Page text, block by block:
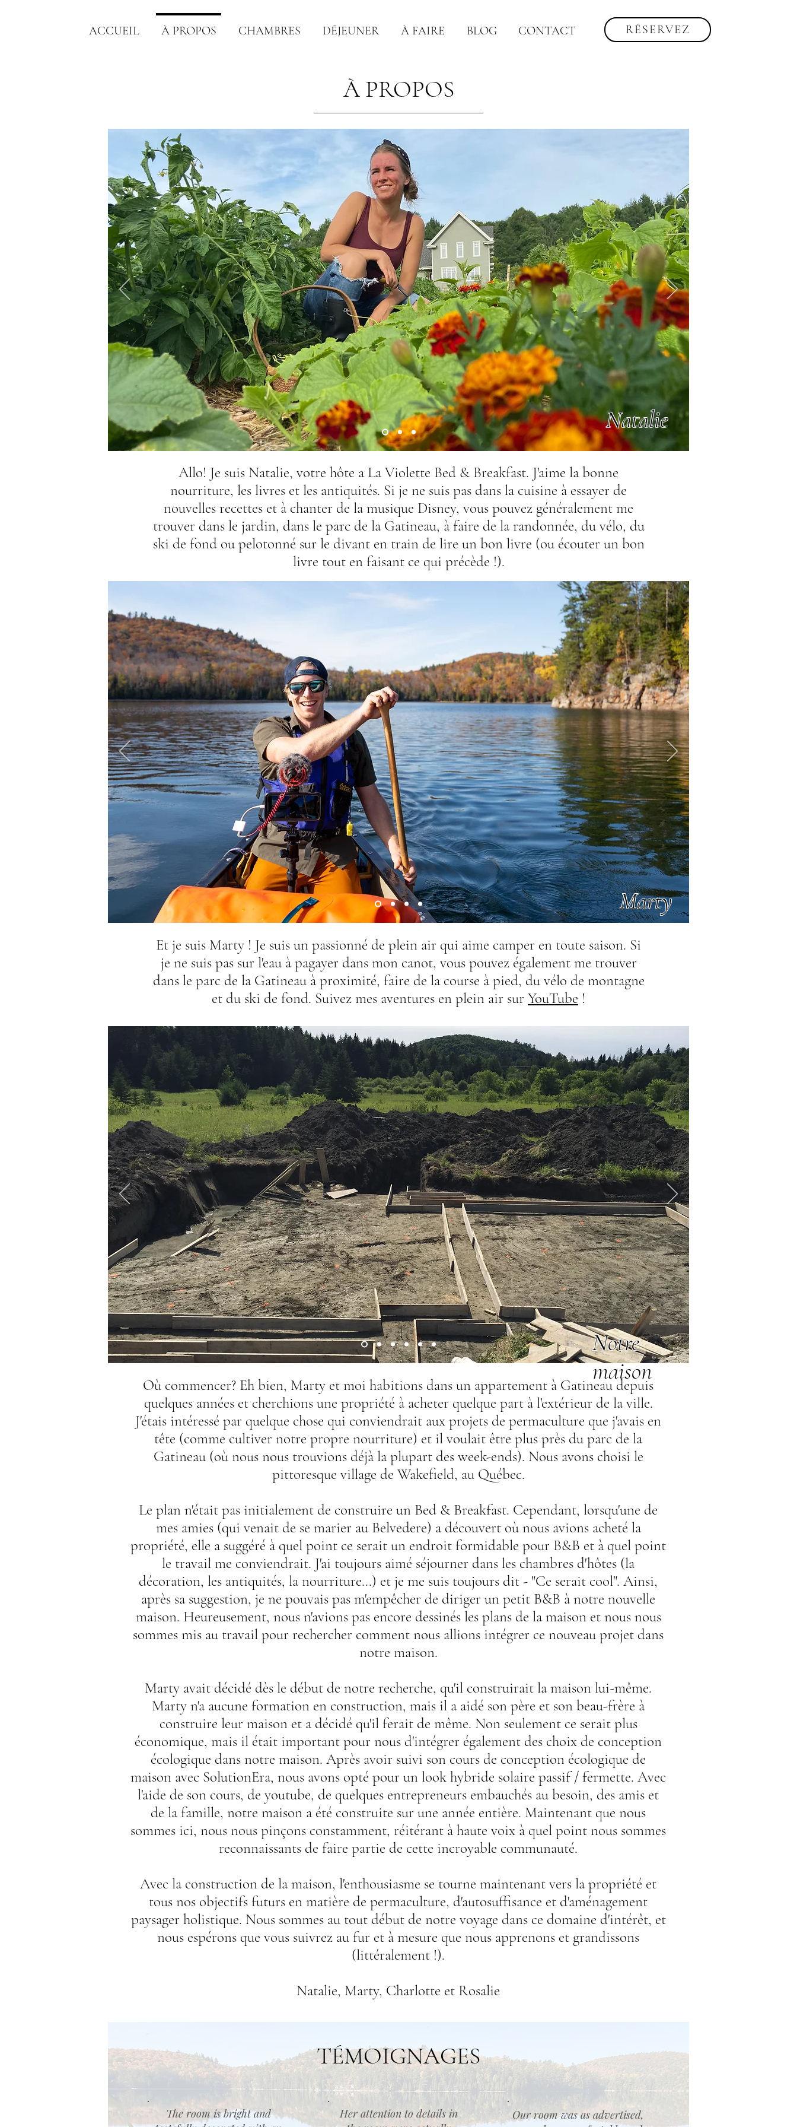
ACCUEIL À PROPOS CHAMBRES DÉJEUNER À FAIRE BLOG CONTACT RÉSERVEZ
À PROPOS
Natalie
Allo! Je suis Natalie, votre hôte a La Violette Bed & Breakfast. J'aime la bonne
nourriture, les livres et les antiquités. Si je ne suis pas dans la cuisine à essayer de
nouvelles recettes et à chanter de la musique Disney, vous pouvez généralement me
trouver dans le jardin, dans le parc de la Gatineau, à faire de la randonnée, du vélo, du
ski de fond ou pelotonné sur le divant en train de lire un bon livre (ou écouter un bon
livre tout en faisant ce qui précède !).
Marty
Et je suis Marty ! Je suis un passionné de plein air qui aime camper en toute saison. Si
je ne suis pas sur l'eau à pagayer dans mon canot, vous pouvez également me trouver
dans le parc de la Gatineau à proximité, faire de la course à pied, du vélo de montagne
et du ski de fond. Suivez mes aventures en plein air sur YouTube !
Notre
maison
Où commencer? Eh bien, Marty et moi habitions dans un appartement à Gatineau depuis
quelques années et cherchions une propriété à acheter quelque part à l'extérieur de la ville.
J'étais intéressé par quelque chose qui conviendrait aux projets de permaculture que j'avais en
tête (comme cultiver notre propre nourriture) et il voulait être plus près du parc de la
Gatineau (où nous nous trouvions déjà la plupart des week-ends). Nous avons choisi le
pittoresque village de Wakefield, au Québec.
Le plan n'était pas initialement de construire un Bed & Breakfast. Cependant, lorsqu'une de
mes amies (qui venait de se marier au Belvedere) a découvert où nous avions acheté la
propriété, elle a suggéré à quel point ce serait un endroit formidable pour B&B et à quel point
le travail me conviendrait. J'ai toujours aimé séjourner dans les chambres d'hôtes (la
décoration, les antiquités, la nourriture...) et je me suis toujours dit - "Ce serait cool". Ainsi,
après sa suggestion, je ne pouvais pas m'empêcher de diriger un petit B&B à notre nouvelle
maison. Heureusement, nous n'avions pas encore dessinés les plans de la maison et nous nous
sommes mis au travail pour rechercher comment nous allions intégrer ce nouveau projet dans
notre maison.
Marty avait décidé dès le début de notre recherche, qu'il construirait la maison lui-même.
Marty n'a aucune formation en construction, mais il a aidé son père et son beau-frère à
construire leur maison et a décidé qu'il ferait de même. Non seulement ce serait plus
économique, mais il était important pour nous d'intégrer également des choix de conception
écologique dans notre maison. Après avoir suivi son cours de conception écologique de
maison avec SolutionEra, nous avons opté pour un look hybride solaire passif / fermette. Avec
l'aide de son cours, de youtube, de quelques entrepreneurs embauchés au besoin, des amis et
de la famille, notre maison a été construite sur une année entière. Maintenant que nous
sommes ici, nous nous pinçons constamment, réitérant à haute voix à quel point nous sommes
reconnaissants de faire partie de cette incroyable communauté.
Avec la construction de la maison, l'enthousiasme se tourne maintenant vers la propriété et
tous nos objectifs futurs en matière de permaculture, d'autosuffisance et d'aménagement
paysager holistique. Nous sommes au tout début de notre voyage dans ce domaine d'intérêt, et
nous espérons que vous suivrez au fur et à mesure que nous apprenons et grandissons
(littéralement !).
Natalie, Marty, Charlotte et Rosalie
TÉMOIGNAGES
The room is bright and
Her attention to details in
Our room was as advertised,